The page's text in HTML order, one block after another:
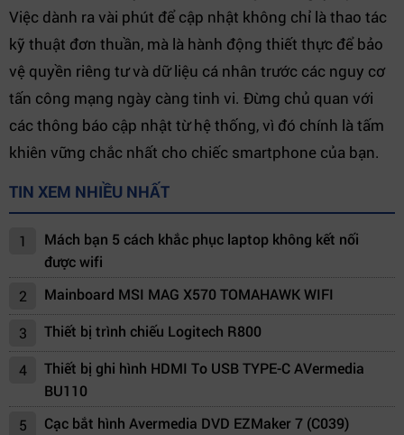
Việc dành ra vài phút để cập nhật không chỉ là thao tác
kỹ thuật đơn thuần, mà là hành động thiết thực để bảo
vệ quyền riêng tư và dữ liệu cá nhân trước các nguy cơ
tấn công mạng ngày càng tinh vi. Đừng chủ quan với
các thông báo cập nhật từ hệ thống, vì đó chính là tấm
khiên vững chắc nhất cho chiếc smartphone của bạn.
TIN XEM NHIỀU NHẤT
1
Mách bạn 5 cách khắc phục laptop không kết nối
được wifi
2
Mainboard MSI MAG X570 TOMAHAWK WIFI
3 Thiết bị trình chiếu Logitech R800
4
Thiết bị ghi hình HDMI To USB TYPE-C AVermedia
BU110
5
Cạc bắt hình Avermedia DVD EZMaker 7 (C039)